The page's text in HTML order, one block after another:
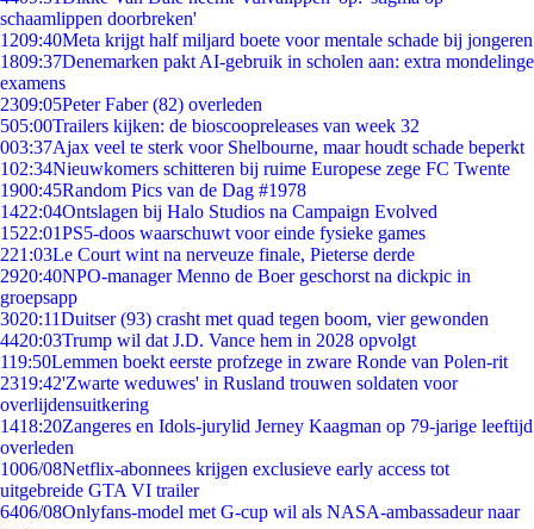
schaamlippen doorbreken'
1209:40Meta krijgt half miljard boete voor mentale schade bij jongeren
1809:37Denemarken pakt AI-gebruik in scholen aan: extra mondelinge
examens
2309:05Peter Faber (82) overleden
505:00Trailers kijken: de bioscoopreleases van week 32
003:37Ajax veel te sterk voor Shelbourne, maar houdt schade beperkt
102:34Nieuwkomers schitteren bij ruime Europese zege FC Twente
1900:45Random Pics van de Dag #1978
1422:04Ontslagen bij Halo Studios na Campaign Evolved
1522:01PS5-doos waarschuwt voor einde fysieke games
221:03Le Court wint na nerveuze finale, Pieterse derde
2920:40NPO-manager Menno de Boer geschorst na dickpic in
groepsapp
3020:11Duitser (93) crasht met quad tegen boom, vier gewonden
4420:03Trump wil dat J.D. Vance hem in 2028 opvolgt
119:50Lemmen boekt eerste profzege in zware Ronde van Polen-rit
2319:42'Zwarte weduwes' in Rusland trouwen soldaten voor
overlijdensuitkering
1418:20Zangeres en Idols-jurylid Jerney Kaagman op 79-jarige leeftijd
overleden
1006/08Netflix-abonnees krijgen exclusieve early access tot
uitgebreide GTA VI trailer
6406/08Onlyfans-model met G-cup wil als NASA-ambassadeur naar